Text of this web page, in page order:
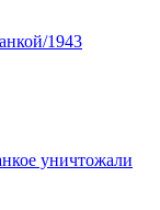
1943
уничтожали